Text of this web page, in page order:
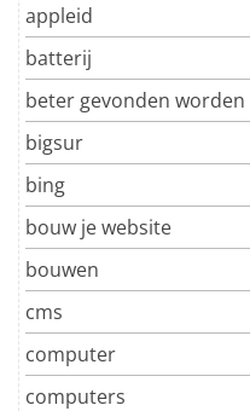
appleid
batterij
beter gevonden worden
bigsur
bing
bouw je website
bouwen
cms
computer
computers